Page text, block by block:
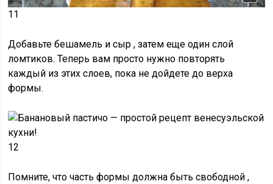
11
Добавьте бешамель и сыр , затем еще один слой
ломтиков. Теперь вам просто нужно повторять
каждый из этих слоев, пока не дойдете до верха
формы.
12
Помните, чточасть формы должна быть свободной ,